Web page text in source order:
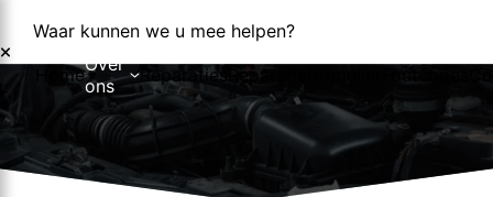
Waar kunnen we u mee helpen?
HomeOver
ons
Over ons
Nieuws
Reparaties Reparatieformulier Foutcodes